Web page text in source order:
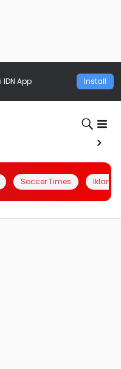
App Install
Soccer Times Iklanin